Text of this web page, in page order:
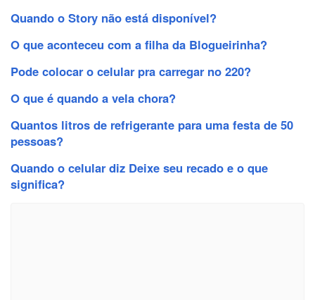
Quando o Story não está disponível?
O que aconteceu com a filha da Blogueirinha?
Pode colocar o celular pra carregar no 220?
O que é quando a vela chora?
Quantos litros de refrigerante para uma festa de 50
pessoas?
Quando o celular diz Deixe seu recado e o que
significa?